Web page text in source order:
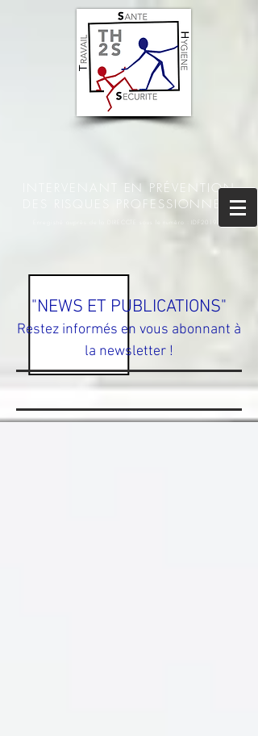
INTERVENANT EN PRÉVENTION
DES RISQUES PROFESSIONNELS
Enregistré auprès de la DIRECCTE sous le numéro : IDF201945
"NEWS ET PUBLICATIONS"
Restez informés en vous abonnant à
la newsletter !